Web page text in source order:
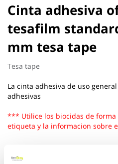
Cinta adhesiva
tesafilm
mm tesa tape
Tesa tape
La cinta adhesiva de uso
adhesivas
*** Utilice los biocidas de forma
etiqueta y la informacion sobre
Saltar
al
comienzo
de
la
galería
de